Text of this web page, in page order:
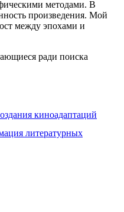
методами. В
произведения. Мой
между эпохами и
ради поиска
киноадаптаций
литературных